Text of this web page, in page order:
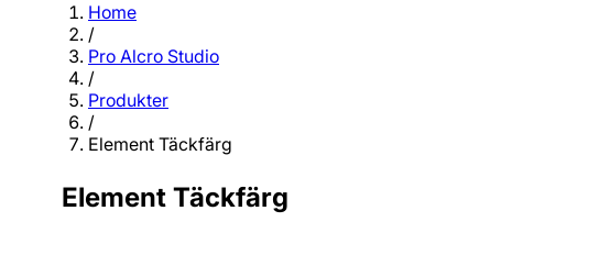
Home
/
Pro Alcro Studio
/
Produkter
/
Element Täckfärg
Element Täckfärg